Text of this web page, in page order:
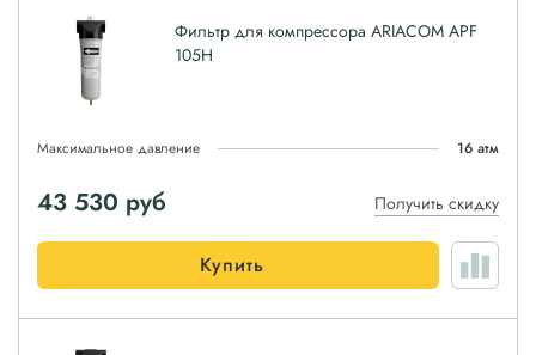
Фильтр для компрессора ARIACOM APF
105H
Максимальное давление 16 атм
43 530 руб Получить скидку
Купить